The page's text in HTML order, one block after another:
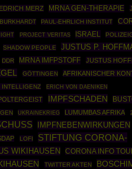
MERZ MRNA GEN-THERAPIE
PAUL-EHRLICH INSTITUT
PROJECT VERITAS ISRAEL
SHADOW PEOPLE JUSTUS P.
DDR MRNA IMFPSTOFF JUSTUS
GÖTTINGEN AFRIKANISCHER
INTELLIGENZ ERICH VON DAENIKEN
IMPFSCHADEN
UKRAINEKRIEG LUMUMBAS AFRIKA
IMPFNEBENWIRKUNGEN
LOFI
STIFTUNG CORONA-
WIKIHAUSEN CORONA INFO
TWITTER AKTEN